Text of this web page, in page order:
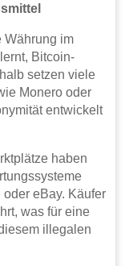
Währung im
Bitcoin-
setzen viele
Monero oder
entwickelt
haben
eBay. Käufer
was für eine
illegalen